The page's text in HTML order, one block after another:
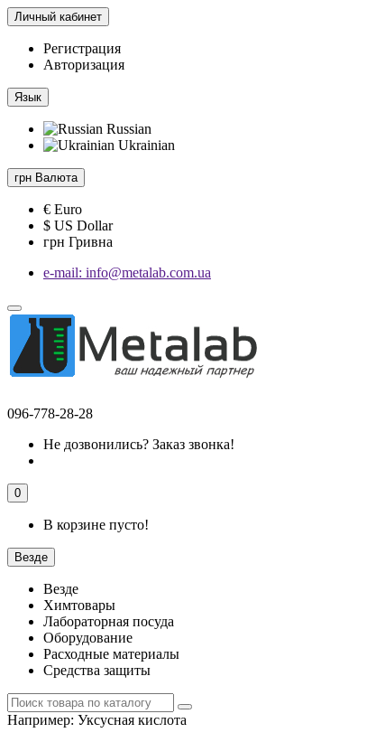
Личный кабинет
Регистрация
Авторизация
Язык
Russian
Ukrainian
грн Валюта
€ Euro
$ US Dollar
грн Гривна
e-mail: info@metalab.com.ua
096-778-28-28
Не дозвонились? Заказ звонка!
0
В корзине пусто!
Везде
Везде
Химтовары
Лабораторная посуда
Оборудование
Расходные материалы
Средства защиты
Например: Уксусная кислота